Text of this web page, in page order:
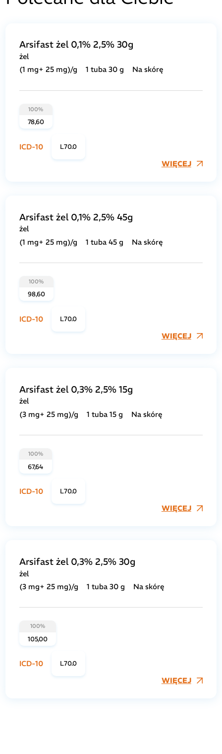
Arsifast żel 0,1% 2,5% 30g
żel
(1 mg+ 25 mg)/g
1 tuba 30 g Na skórę
100%
78,60
ICD-10 L70.0
WIĘCEJ
Arsifast żel 0,1% 2,5% 45g
żel
(1 mg+ 25 mg)/g
1 tuba 45 g Na skórę
100%
98,60
ICD-10 L70.0
WIĘCEJ
Arsifast żel 0,3% 2,5% 15g
żel
(3 mg+ 25 mg)/g
1 tuba 15 g Na skórę
100%
67,64
ICD-10 L70.0
WIĘCEJ
Arsifast żel 0,3% 2,5% 30g
żel
(3 mg+ 25 mg)/g
1 tuba 30 g Na skórę
100%
105,00
ICD-10 L70.0
WIĘCEJ